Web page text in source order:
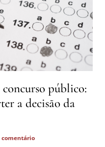
público:
a decisão da